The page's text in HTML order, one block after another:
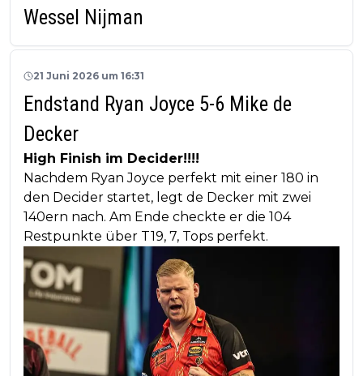
Wessel Nijman
21 Juni 2026 um 16:31
Endstand Ryan Joyce 5-6 Mike de
Decker
High Finish im Decider!!!!
Nachdem Ryan Joyce perfekt mit einer 180 in
den Decider startet, legt de Decker mit zwei
140ern nach. Am Ende checkte er die 104
Restpunkte über T19, 7, Tops perfekt.